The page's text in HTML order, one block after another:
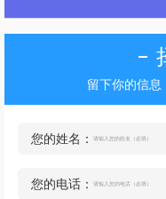
留下你的信息
您的姓名：
您的电话：